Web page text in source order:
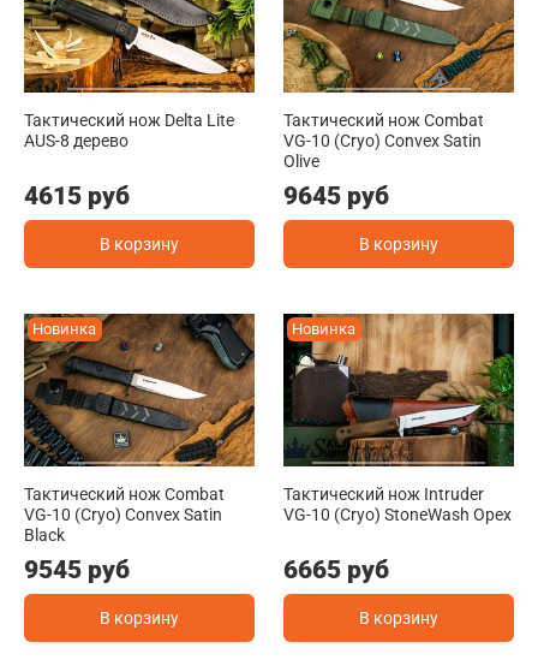
Тактический нож Delta Lite
AUS-8 дерево
4615 руб
В корзину
Тактический нож Combat
VG-10 (Cryo) Convex Satin
Olive
9645 руб
В корзину
Новинка
Тактический нож Combat
VG-10 (Cryo) Convex Satin
Black
9545 руб
В корзину
Новинка
Тактический нож Intruder
VG-10 (Cryo) StoneWash Орех
6665 руб
В корзину